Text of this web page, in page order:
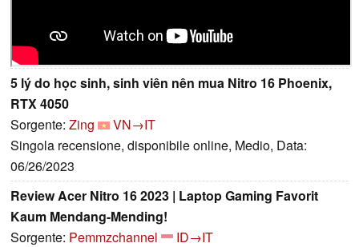
5 lý do học sinh, sinh viên nên mua Nitro 16 Phoenix,
RTX 4050
Sorgente: Zing
VN→IT
Singola recensione, disponibile online, Medio, Data:
06/26/2023
Review Acer Nitro 16 2023 | Laptop Gaming Favorit
Kaum Mendang-Mending!
Sorgente: Pemmzchannel
ID→IT